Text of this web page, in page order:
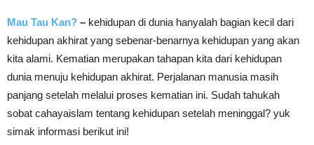
Mau Tau Kan? – kehidupan di dunia hanyalah bagian kecil dari
kehidupan akhirat yang sebenar-benarnya kehidupan yang akan
kita alami. Kematian merupakan tahapan kita dari kehidupan
dunia menuju kehidupan akhirat. Perjalanan manusia masih
panjang setelah melalui proses kematian ini. Sudah tahukah
sobat cahayaislam tentang kehidupan setelah meninggal? yuk
simak informasi berikut ini!